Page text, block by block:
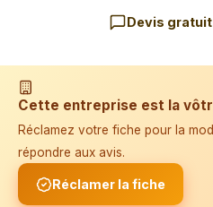
Devis gratuit
Cette entreprise est la
Réclamez votre fiche pour la
répondre aux avis.
Réclamer la fiche